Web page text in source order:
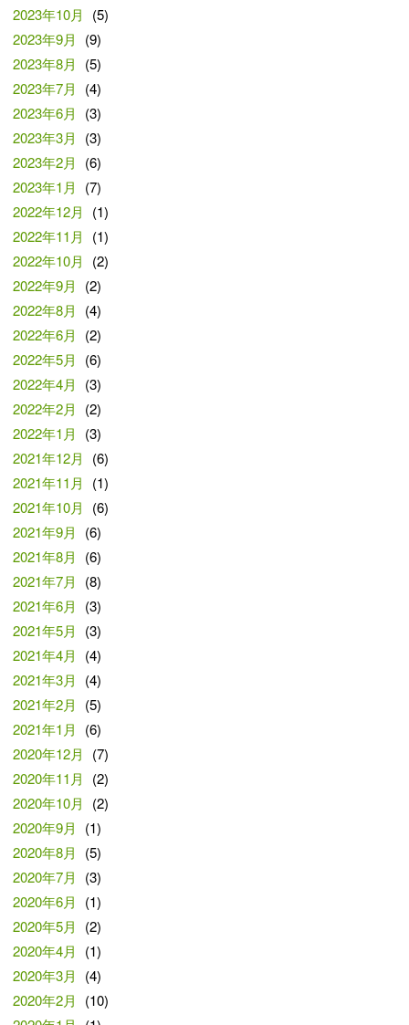
2023年10月
(5)
2023年9月
(9)
2023年8月
(5)
2023年7月
(4)
2023年6月
(3)
2023年3月
(3)
2023年2月
(6)
2023年1月
(7)
2022年12月
(1)
2022年11月
(1)
2022年10月
(2)
2022年9月
(2)
2022年8月
(4)
2022年6月
(2)
2022年5月
(6)
2022年4月
(3)
2022年2月
(2)
2022年1月
(3)
2021年12月
(6)
2021年11月
(1)
2021年10月
(6)
2021年9月
(6)
2021年8月
(6)
2021年7月
(8)
2021年6月
(3)
2021年5月
(3)
2021年4月
(4)
2021年3月
(4)
2021年2月
(5)
2021年1月
(6)
2020年12月
(7)
2020年11月
(2)
2020年10月
(2)
2020年9月
(1)
2020年8月
(5)
2020年7月
(3)
2020年6月
(1)
2020年5月
(2)
2020年4月
(1)
2020年3月
(4)
2020年2月
(10)